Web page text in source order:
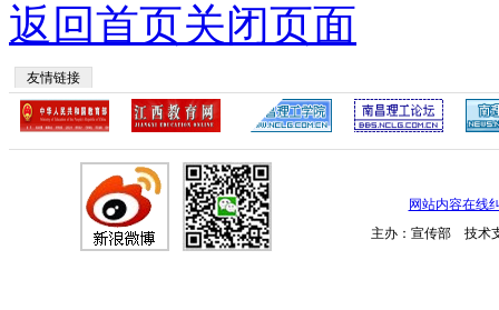
返回首页关闭页面
友情链接
网站内容在线
主办：宣传部 技术